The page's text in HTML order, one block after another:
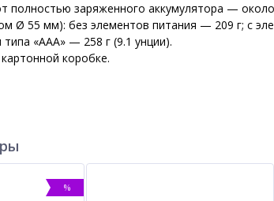
полностью заряженного аккумулятора —
Ø 55 мм): без элементов питания — 209 г; с
«AAA» — 258 г (9.1 унции).
коробке.
%